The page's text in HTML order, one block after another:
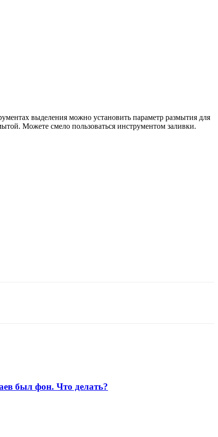
выделения можно установить параметр размытия для
Можете смело пользоваться инструментом заливки.
был фон. Что делать?